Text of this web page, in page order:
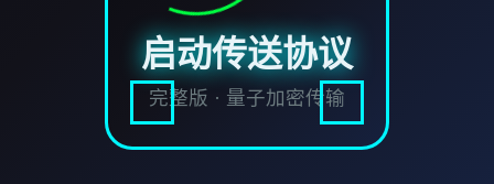
启动传送协议
完整版 · 量子加密传输